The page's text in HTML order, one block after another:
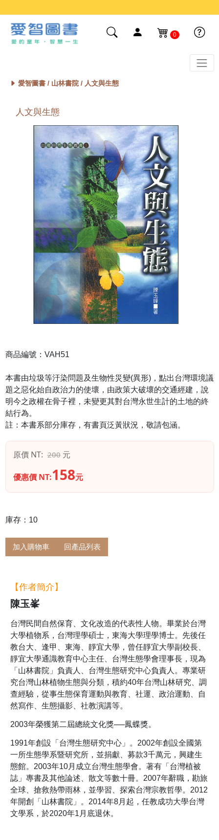
0
愛智圖書 / 山林書院/ 人文與生態
人文與生態
商品編號：VAH51
本書由垃圾等汙染問題及生物性災變(異形)，點出台灣環境議
題之惡化始自政治力的使壞，由政策大破壞的交通經建，說
明今之政權在骨子裡，未變更其對台灣永世生計的土地的終
結行為。
註：本書系部分庫存，有書頁泛黃狀況，敬請包涵。
原價 NT: 200元
優惠價 NT:158元
庫存：10
加入購物車 回產品列表
【作者簡介】
陳玉峯
台灣民間自然保育、文化改造的代表性人物。畢業於台灣
大學植物系，台灣理學碩士，東海大學理學博士。先後任
教台大、逢甲、東海、靜宜大學，曾任靜宜大學副校長、
靜宜大學通識教育中心主任、台灣生態學會理事長，現為
「山林書院」負責人、台灣生態研究中心負責人。專業研
究台灣山林植物生態與分類，積約40年台灣山林研究、調
查經驗，從事生態保育運動與教育、社運、政治運動、自
然寫作、生態攝影、社教演講等。
2003年榮獲第二屆總統文化獎──鳳蝶獎。
1991年創設「台灣生態研究中心」。2002年創設全國第
一所生態學系暨研究所，並捐獻、募款3千萬元，興建生
態館。2003年10月成立台灣生態學會。著有「台灣植被
誌」專書及其他論述、散文等數十冊。2007年辭職，勘旅
全球、搶救熱帶雨林，並學習、探索台灣宗教哲學。2012
年開創「山林書院」。2014年8月起，任教成功大學台灣
文學系，於2020年1月底退休。